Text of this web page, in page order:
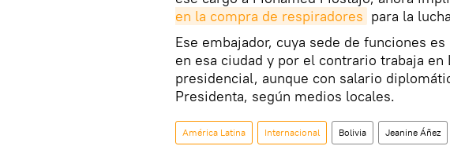
en la compra de respiradores para la
Ese embajador, cuya sede de funciones
en esa ciudad y por el contrario trabaja en
presidencial, aunque con salario
Presidenta, según medios locales.
América Latina Internacional Bolivia Jeanine Áñez